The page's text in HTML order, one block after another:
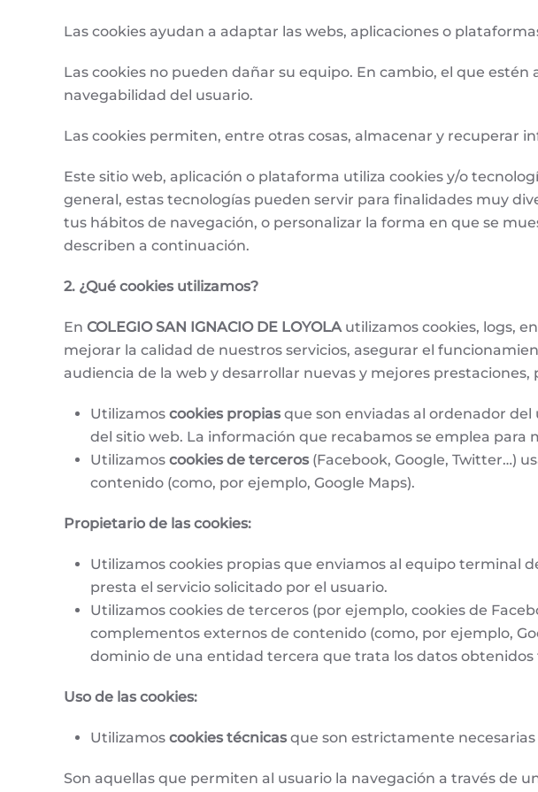
Las cookies ayudan a adaptar las webs, aplicaciones o
Las cookies no pueden dañar su equipo. En cambio, el que
navegabilidad del usuario.
Las cookies permiten, entre otras cosas, almacenar y recuperar
Este sitio web, aplicación o plataforma utiliza cookies y/o
general, estas tecnologías pueden servir para finalidades muy
tus hábitos de navegación, o personalizar la forma en que se
describen a continuación.
2. ¿Qué cookies utilizamos?
En COLEGIO SAN IGNACIO DE LOYOLA utilizamos cookies, logs,
mejorar la calidad de nuestros servicios, asegurar el
audiencia de la web y desarrollar nuevas y mejores prestaciones,
Utilizamos cookies propias que son enviadas al ordenador
del sitio web. La información que recabamos se emplea para
Utilizamos cookies de terceros (Facebook, Google, Twitter…)
contenido (como, por ejemplo, Google Maps).
Propietario de las cookies:
Utilizamos cookies propias que enviamos al equipo terminal
presta el servicio solicitado por el usuario.
Utilizamos cookies de terceros (por ejemplo, cookies de
complementos externos de contenido (como, por ejemplo,
dominio de una entidad tercera que trata los datos obtenidos
Uso de las cookies:
Utilizamos cookies técnicas que son estrictamente
Son aquellas que permiten al usuario la navegación a través de